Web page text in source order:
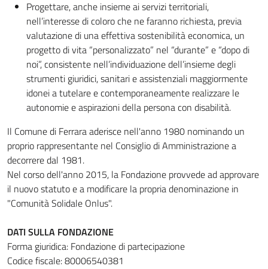
Progettare, anche insieme ai servizi territoriali,
nell’interesse di coloro che ne faranno richiesta, previa
valutazione di una effettiva sostenibilità economica, un
progetto di vita “personalizzato” nel “durante” e “dopo di
noi”, consistente nell’individuazione dell’insieme degli
strumenti giuridici, sanitari e assistenziali maggiormente
idonei a tutelare e contemporaneamente realizzare le
autonomie e aspirazioni della persona con disabilità.
Il Comune di Ferrara aderisce nell'anno 1980 nominando un
proprio rappresentante nel Consiglio di Amministrazione a
decorrere dal 1981.
Nel corso dell'anno 2015, la Fondazione provvede ad approvare
il nuovo statuto e a modificare la propria denominazione in
"Comunità Solidale Onlus".
DATI SULLA FONDAZIONE
Forma giuridica: Fondazione di partecipazione
Codice fiscale: 80006540381